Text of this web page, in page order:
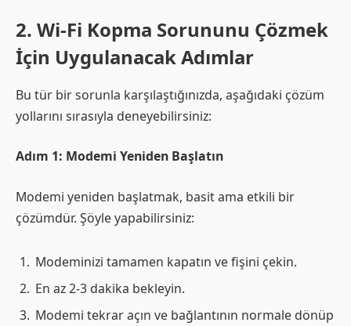
2. Wi-Fi Kopma Sorununu Çözmek
İçin Uygulanacak Adımlar
Bu tür bir sorunla karşılaştığınızda, aşağıdaki çözüm
yollarını sırasıyla deneyebilirsiniz:
Adım 1: Modemi Yeniden Başlatın
Modemi yeniden başlatmak, basit ama etkili bir
çözümdür. Şöyle yapabilirsiniz:
Modeminizi tamamen kapatın ve fişini çekin.
En az 2-3 dakika bekleyin.
Modemi tekrar açın ve bağlantının normale dönüp